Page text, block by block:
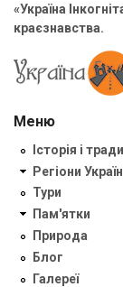
«Україна
краєзнавства.
Меню
Історія і
Регіони
Тури
Пам'ятки
Природа
Блог
Галереї